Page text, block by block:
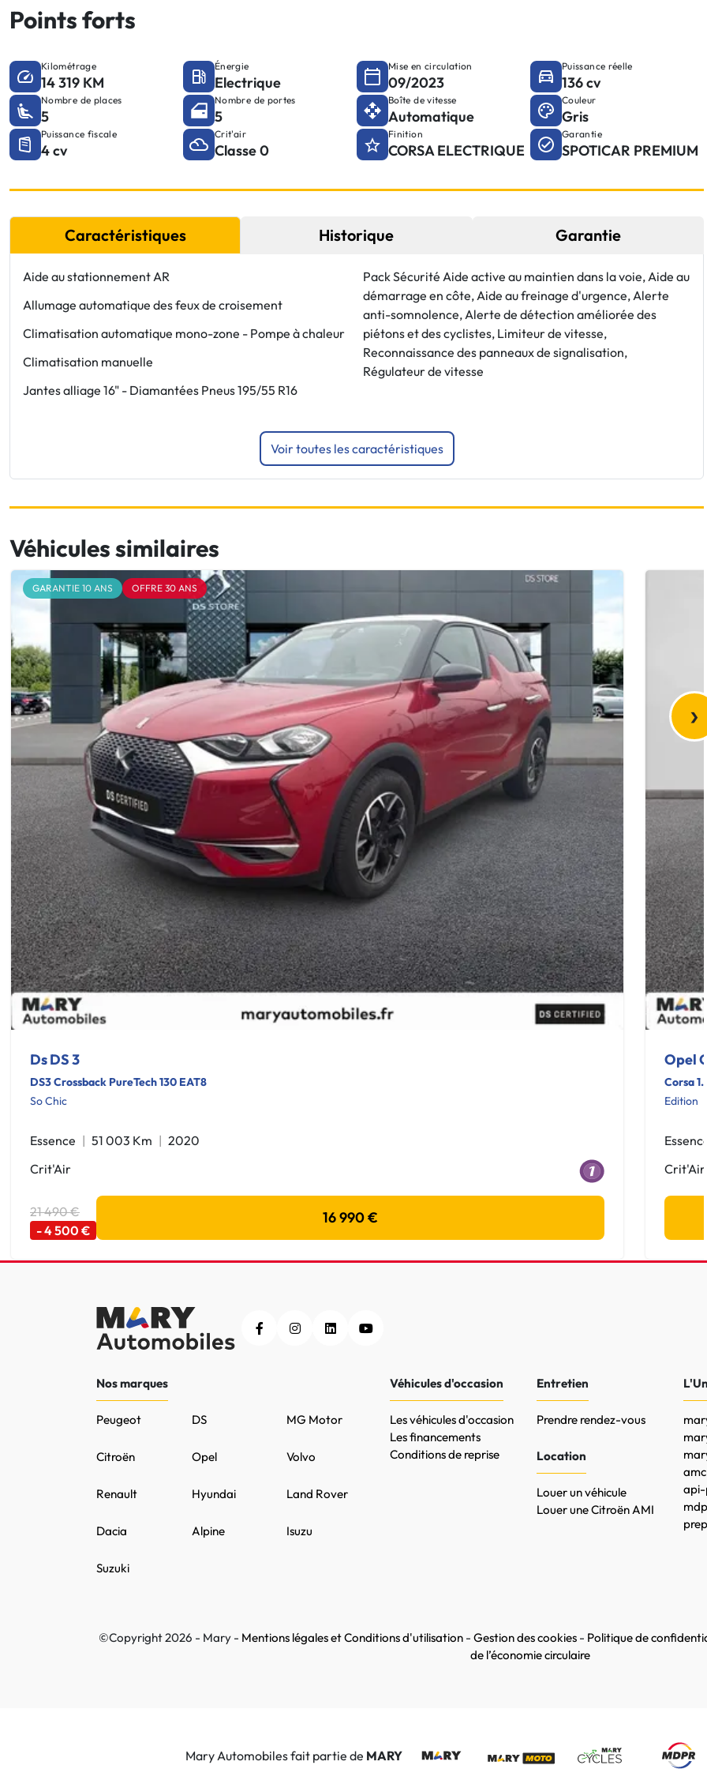
Points forts
Kilométrage
14 319 KM
Énergie
Electrique
Mise en circulation
09/2023
Puissance réelle
136 cv
Nombre de places
5
Nombre de portes
5
Boîte de vitesse
Automatique
Couleur
Gris
Puissance fiscale
4 cv
Crit'air
Classe 0
Finition
CORSA ELECTRIQUE
Garantie
SPOTICAR PREMIUM
Caractéristiques Historique Garantie
Aide au stationnement AR
Allumage automatique des feux de croisement
Climatisation automatique mono-zone - Pompe à chaleur
Climatisation manuelle
Jantes alliage 16" - Diamantées Pneus 195/55 R16
Pack Sécurité Aide active au maintien dans la voie, Aide au
démarrage en côte, Aide au freinage d'urgence, Alerte
anti-somnolence, Alerte de détection améliorée des
piétons et des cyclistes, Limiteur de vitesse,
Reconnaissance des panneaux de signalisation,
Régulateur de vitesse
Voir toutes les caractéristiques
Véhicules similaires
GARANTIE 10 ANS OFFRE 30 ANS
Ds DS 3
DS3 Crossback PureTech 130 EAT8
So Chic
Essence 51 003 Km
2020
Crit'Air
21 490 €
- 4 500 €
16 990 €
Opel
Corsa
Edition
Essence
Crit'Air
›
Nos marques
Peugeot DS MG Motor
Citroën Opel Volvo
Renault Hyundai Land Rover
Dacia Alpine Isuzu
Suzuki
Véhicules d'occasion
Les véhicules d'occasion
Les financements
Conditions de reprise
Entretien
Prendre rendez-vous
Location
Louer un véhicule
Louer une Citroën AMI
api-
©Copyright 2026 - Mary - Mentions légales et Conditions d'utilisation - Gestion des cookies - Politique de
de l’économie circulaire
Mary Automobiles fait partie de MARY